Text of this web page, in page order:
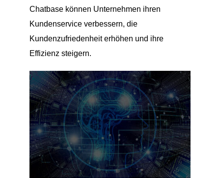
Chatbase können Unternehmen ihren
Kundenservice verbessern, die
Kundenzufriedenheit erhöhen und ihre
Effizienz steigern.